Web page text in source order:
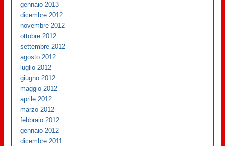
gennaio 2013
dicembre 2012
novembre 2012
ottobre 2012
settembre 2012
agosto 2012
luglio 2012
giugno 2012
maggio 2012
aprile 2012
marzo 2012
febbraio 2012
gennaio 2012
dicembre 2011